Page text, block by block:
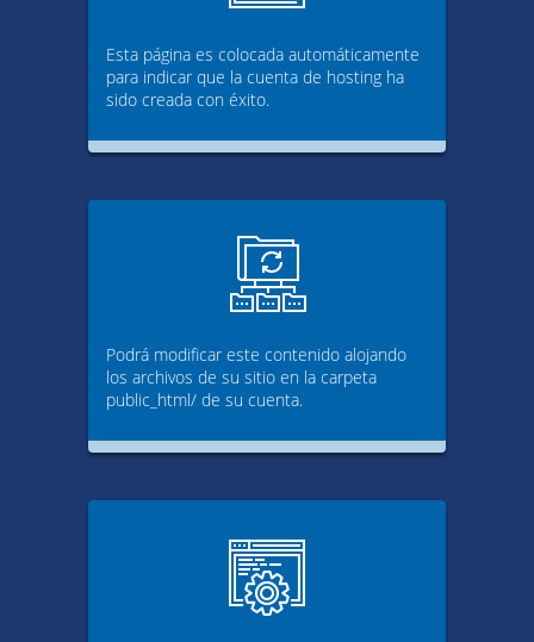
Esta página es colocada automáticamente
para indicar que la cuenta de hosting ha
sido creada con éxito.
Podrá modificar este contenido alojando
los archivos de su sitio en la carpeta
public_html/ de su cuenta.